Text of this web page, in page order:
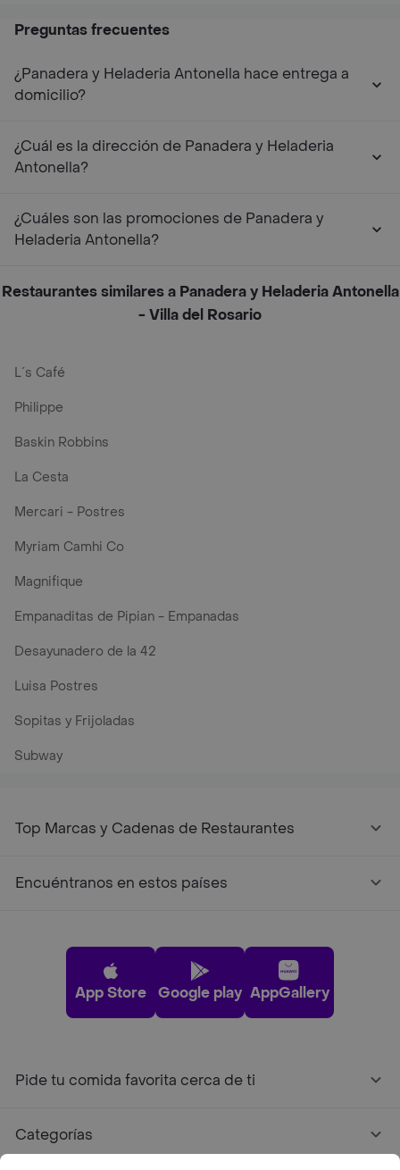
Preguntas frecuentes
¿Panadera y Heladeria Antonella hace entrega a
domicilio?
¿Cuál es la dirección de Panadera y Heladeria
Antonella?
¿Cuáles son las promociones de Panadera y
Heladeria Antonella?
Restaurantes similares a Panadera y Heladeria Antonella
- Villa del Rosario
L´s Café
Philippe
Baskin Robbins
La Cesta
Mercari - Postres
Myriam Camhi Co
Magnifique
Empanaditas de Pipian - Empanadas
Desayunadero de la 42
Luisa Postres
Sopitas y Frijoladas
Subway
Top Marcas y Cadenas de Restaurantes
Encuéntranos en estos países
App Store Google play AppGallery
Pide tu comida favorita cerca de ti
Categorías